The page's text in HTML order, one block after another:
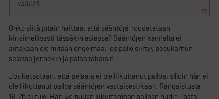
vääntö.
Onko siitä jotain haittaa, että sääntöjä noudatetaan
kirjaimellisesti tässäkin asiassa? Sääntöjen kannalta ei
ainakaan ole mitään ongelmaa, jos pallo siirtyy pesukarhun
selässä jonnekin ja palaa takaisin.
Jos katsotaan, että pelaaja ei ole liikuttanut palloa, silloin hän ei
ole liikuttanut palloa sääntöjen vastaisestikaan. Rangaistusta
18-2b ei tule. Hän lyö tuulen liikuttamaan palloon hudin, josta